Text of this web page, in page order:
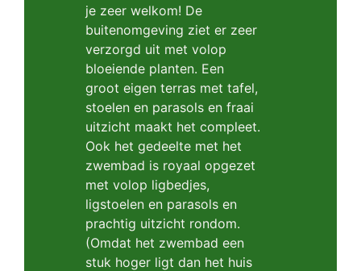
je zeer welkom! De
buitenomgeving ziet er zeer
verzorgd uit met volop
bloeiende planten. Een
groot eigen terras met tafel,
stoelen en parasols en fraai
uitzicht maakt het compleet.
Ook het gedeelte met het
zwembad is royaal opgezet
met volop ligbedjes,
ligstoelen en parasols en
prachtig uitzicht rondom.
(Omdat het zwembad een
stuk hoger ligt dan het huis